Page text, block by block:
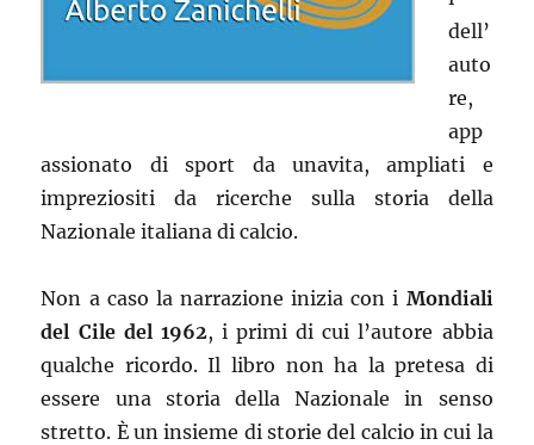
dell’
auto
re,
app
assionato di sport da unavita, ampliati e
impreziositi da ricerche sulla storia della
Nazionale italiana di calcio.
Non a caso la narrazione inizia con i Mondiali
del Cile del 1962, i primi di cui l’autore abbia
qualche ricordo. Il libro non ha la pretesa di
essere una storia della Nazionale in senso
stretto. È un insieme di storie del calcio in cui la